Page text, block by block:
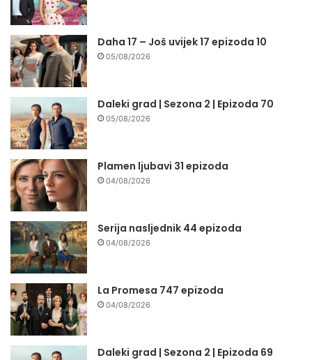
Daha 17 – Još uvijek 17 epizoda 10
05/08/2026
Daleki grad | Sezona 2 | Epizoda 70
05/08/2026
Plamen ljubavi 31 epizoda
04/08/2026
Serija nasljednik 44 epizoda
04/08/2026
La Promesa 747 epizoda
04/08/2026
Daleki grad | Sezona 2 | Epizoda 69